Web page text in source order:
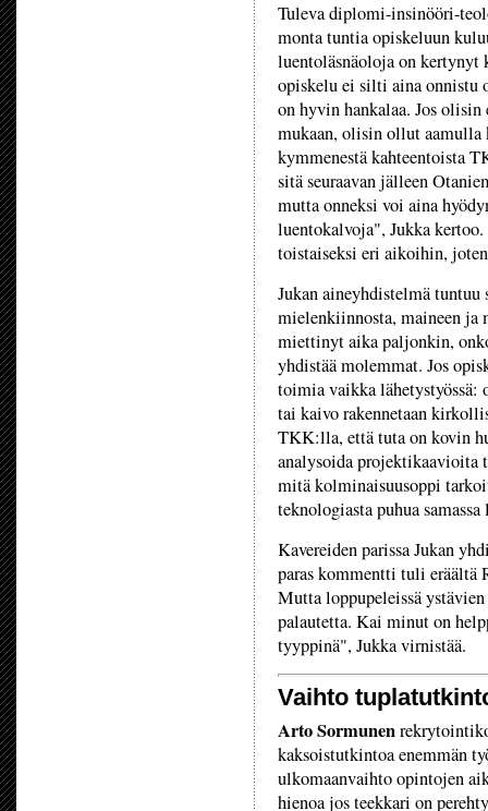
Tuleva diplomi-insinööri-
monta tuntia opiskeluun
luentoläsnäoloja on kertynyt
opiskelu ei silti aina onnistu
on hyvin hankalaa. Jos
mukaan, olisin ollut aamulla
kymmenestä kahteentoista
sitä seuraavan jälleen
mutta onneksi voi aina
luentokalvoja", Jukka
toistaiseksi eri aikoihin,
Jukan aineyhdistelmä tuntuu
mielenkiinnosta, maineen ja
miettinyt aika paljonkin,
yhdistää molemmat. Jos
toimia vaikka lähetystyössä:
tai kaivo rakennetaan
TKK:lla, että tuta on kovin
analysoida projektikaavioita
mitä kolminaisuusoppi
teknologiasta puhua samassa
Kavereiden parissa Jukan
paras kommentti tuli eräältä
Mutta loppupeleissä
palautetta. Kai minut on
tyyppinä", Jukka virnistää.
Vaihto
Arto Sormunen
kaksoistutkintoa enemmän
ulkomaanvaihto opintojen
hienoa jos teekkari on